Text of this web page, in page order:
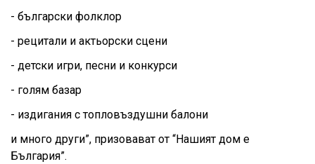
- български фолклор
- рецитали и актьорски сцени
- детски игри, песни и конкурси
- голям базар
- издигания с топловъздушни балони
и много други”, призовават от “Нашият дом е
България”.